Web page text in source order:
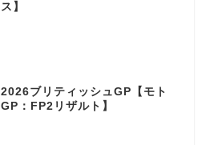
ス】
2026ブリティッシュGP【モト
GP：FP2リザルト】